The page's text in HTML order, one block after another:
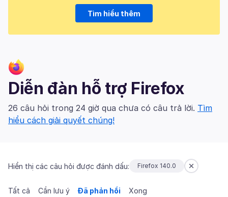
Tìm hiểu thêm
Diễn đàn hỗ trợ Firefox
26 câu hỏi trong 24 giờ qua chưa có câu trả lời. Tìm
hiểu cách giải quyết chúng!
Hiển thị các câu hỏi được đánh dấu: Firefox 140.0
Tất cả Cần lưu ý Đã phản hồi Xong